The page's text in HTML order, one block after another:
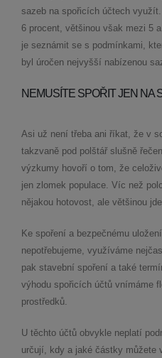
sazeb na spořicích účtech
6 procent, většinou však mezi 5
je seznámit se s podmínkami,
byl úročen nejvyšší nabízenou
NEMUSÍTE SPOŘIT JEN NA
Asi už není třeba ani říkat, že v
takzvaně pod polštář slušně
výzkumy hovoří o tom, že
jen zlomek populace. Víc než
nějakou hotovost, ale většinou
Ke spoření a bezpečnému
nepotřebujeme, využíváme
pak stavební spoření a také
výhodu spořicích účtů vnímáme
prostředků.
U těchto účtů obvykle neplatí
určují, kdy a jaké částky můžete